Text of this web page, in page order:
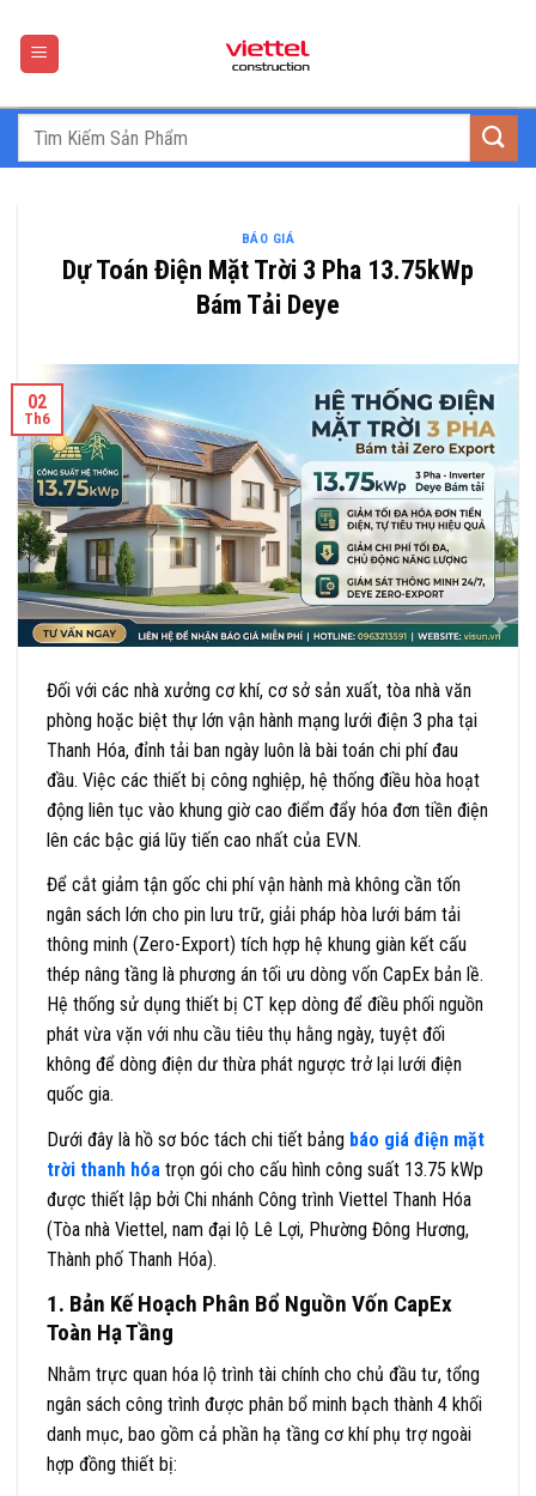
content
BÁO GIÁ
Dự Toán Điện Mặt Trời 3 Pha 13.75kWp
Bám Tải Deye
02
Th6
Đối với các nhà xưởng cơ khí, cơ sở sản xuất, tòa nhà văn
phòng hoặc biệt thự lớn vận hành mạng lưới điện 3 pha tại
Thanh Hóa, đỉnh tải ban ngày luôn là bài toán chi phí đau
đầu. Việc các thiết bị công nghiệp, hệ thống điều hòa hoạt
động liên tục vào khung giờ cao điểm đẩy hóa đơn tiền điện
lên các bậc giá lũy tiến cao nhất của EVN.
Để cắt giảm tận gốc chi phí vận hành mà không cần tốn
ngân sách lớn cho pin lưu trữ, giải pháp hòa lưới bám tải
thông minh (Zero-Export) tích hợp hệ khung giàn kết cấu
thép nâng tầng là phương án tối ưu dòng vốn CapEx bản lề.
Hệ thống sử dụng thiết bị CT kẹp dòng để điều phối nguồn
phát vừa vặn với nhu cầu tiêu thụ hằng ngày, tuyệt đối
không để dòng điện dư thừa phát ngược trở lại lưới điện
quốc gia.
Dưới đây là hồ sơ bóc tách chi tiết bảng báo giá điện mặt
trời thanh hóa trọn gói cho cấu hình công suất 13.75 kWp
được thiết lập bởi Chi nhánh Công trình Viettel Thanh Hóa
(Tòa nhà Viettel, nam đại lộ Lê Lợi, Phường Đông Hương,
Thành phố Thanh Hóa).
1. Bản Kế Hoạch Phân Bổ Nguồn Vốn CapEx
Toàn Hạ Tầng
Nhằm trực quan hóa lộ trình tài chính cho chủ đầu tư, tổng
ngân sách công trình được phân bổ minh bạch thành 4 khối
danh mục, bao gồm cả phần hạ tầng cơ khí phụ trợ ngoài
hợp đồng thiết bị: